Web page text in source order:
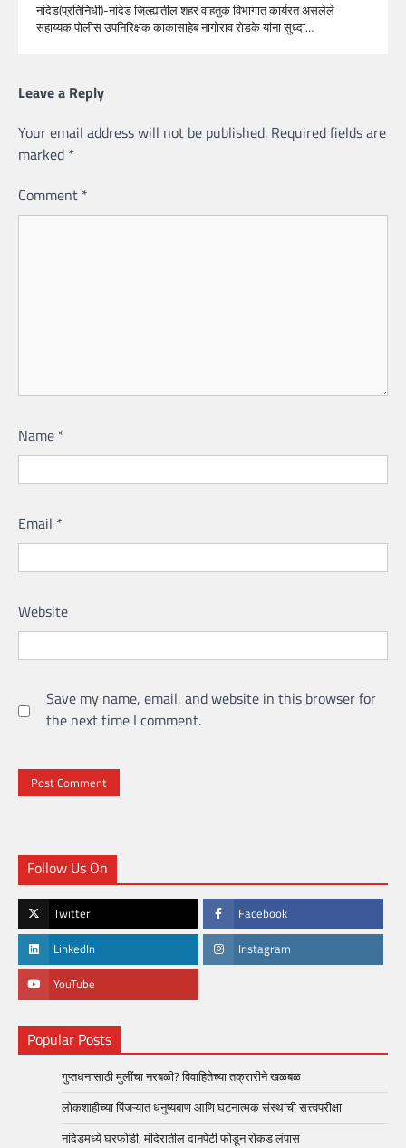
नांदेड(प्रतिनिधी)-नांदेड जिल्ह्यातील शहर वाहतुक विभागात कार्यरत असलेले
सहाय्यक पोलीस उपनिरिक्षक काकासाहेब नागोराव रोडके यांना सुध्दा…
Leave a Reply
Your email address will not be published. Required fields are
marked *
Comment *
Name *
Email *
Website
Save my name, email, and website in this browser for
the next time I comment.
Follow Us On
Twitter Facebook
LinkedIn Instagram
YouTube
Popular Posts
गुप्तधनासाठी मुलींचा नरबळी? विवाहितेच्या तक्रारीने खळबळ
लोकशाहीच्या पिंजऱ्यात धनुष्यबाण आणि घटनात्मक संस्थांची सत्त्वपरीक्षा
नांदेडमध्ये घरफोडी, मंदिरातील दानपेटी फोडून रोकड लंपास